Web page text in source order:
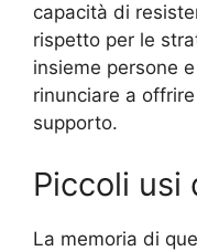
capacità di
rispetto per le
insieme persone
rinunciare a
supporto.
Piccoli usi
La memoria di